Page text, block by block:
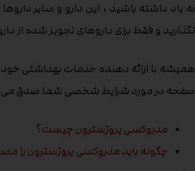
به یاد داشته باشید ، این دارو و سایر
نگذارید و فقط برای داروهای تجویز شده از
همیشه با ارائه دهنده خدمات بهداشتی
صفحه در مورد شرایط شخصی شما صدق می
مدروکسی پروژسترون چیست؟
چگونه باید مدروکسی پروژسترون را